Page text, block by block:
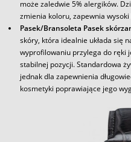
może zaledwie 5% alergików.
zmienia koloru, zapewnia
Pasek/Bransoleta Pasek
skóry, która idealnie układa się
wyprofilowaniu przylega do ręki
stabilnej pozycji. Standardowa
jednak dla zapewnienia
kosmetyki poprawiające jego